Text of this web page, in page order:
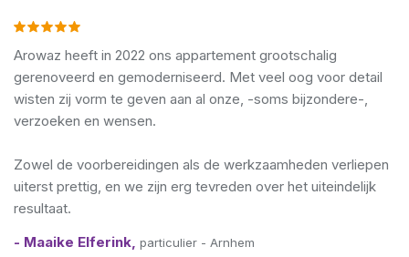
heeft in 2022 ons appartement grootschalig
en gemoderniseerd. Met veel oog voor detail
zij vorm te geven aan al onze, -soms bijzondere-,
en wensen.
de voorbereidingen als de werkzaamheden verliepen
prettig, en we zijn erg tevreden over het uiteindelijk
Elferink,particulier - Arnhem